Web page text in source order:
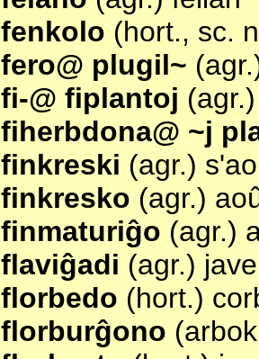
fenkolo (hort., sc.
fero@ plugil~
fi-@ fiplantoj
fiherbdona@ ~j
finkreski (agr.)
finkresko (agr.)
finmaturiĝo (agr.)
flaviĝadi (agr.)
florbedo (hort.)
florburĝono